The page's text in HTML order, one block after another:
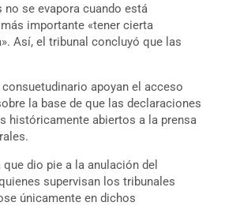
se evapora cuando está
importante «tener cierta
Así, el tribunal concluyó que las
apoyan el acceso
la base de que las declaraciones
históricamente abiertos a la prensa
dio pie a la anulación del
supervisan los tribunales
únicamente en dichos